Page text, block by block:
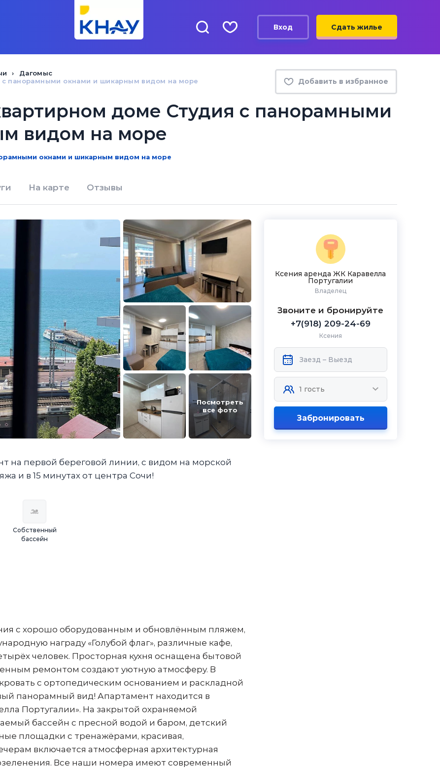
Вход Сдать жилье
Дагомыс
панорамными окнами и шикарным видом на море
Добавить в избранное
доме Студия с панорамными
видом на море
окнами и шикарным видом на море
На карте Отзывы
Посмотреть
все фото
Ксения аренда ЖК Каравелла
Португалии
Владелец
Звоните и бронируйте
+7(918) 209-24-69
Ксения
Забронировать
на первой береговой линии, с видом на морской
и в 15 минутах от центра Сочи!
Собственный
бассейн
с хорошо оборудованным и обновлённым пляжем,
награду «Голубой флаг», различные кафе,
человек. Просторная кухня оснащена бытовой
ремонтом создают уютную атмосферу. В
с ортопедическим основанием и раскладной
панорамный вид! Апартамент находится в
Португалии». На закрытой охраняемой
бассейн с пресной водой и баром, детский
площадки с тренажёрами, красивая,
включается атмосферная архитектурная
Все наши номера имеют современный